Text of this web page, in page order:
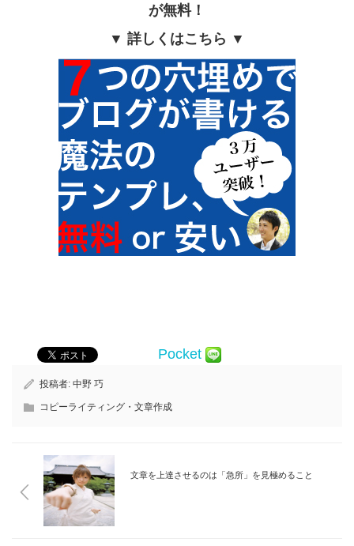
が無料！
▼ 詳しくはこちら ▼
Pocket
投稿者: 中野 巧
コピーライティング・文章作成
文章を上達させるのは「急所」を見極めること